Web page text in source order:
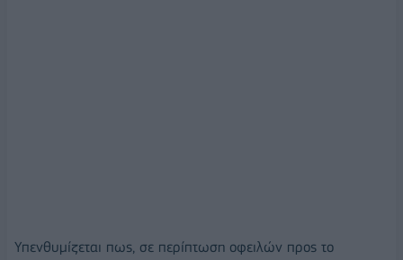
Υπενθυμίζεται πως, σε περίπτωση οφειλών προς το